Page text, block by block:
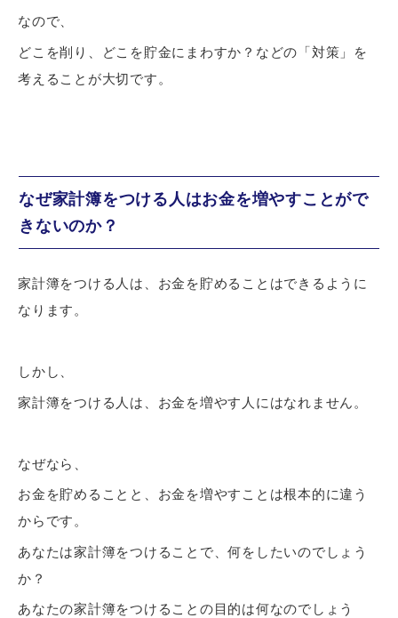
なので、
どこを削り、どこを貯金にまわすか？などの「対策」を
考えることが大切です。
なぜ家計簿をつける人はお金を増やすことがで
きないのか？
家計簿をつける人は、お金を貯めることはできるように
なります。
しかし、
家計簿をつける人は、 お金を増やす人 にはなれません。
なぜなら、
お金を貯めることと、お金を増やすことは根本的に違う
からです。
あなたは家計簿をつけることで、何をしたいのでしょう
か？
あなたの家計簿をつけることの目的は何なのでしょう